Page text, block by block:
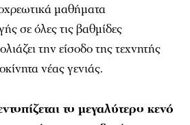
μαθήματα
σε όλες τις βαθμίδες
την είσοδο της τεχνητής
νέας γενιάς.
το μεγαλύτερο κενό